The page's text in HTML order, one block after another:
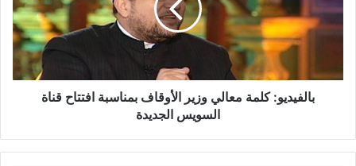
بالفيديو: كلمة معالي وزير الأوقاف بمناسبة افتتاح قناة
السويس الجديدة